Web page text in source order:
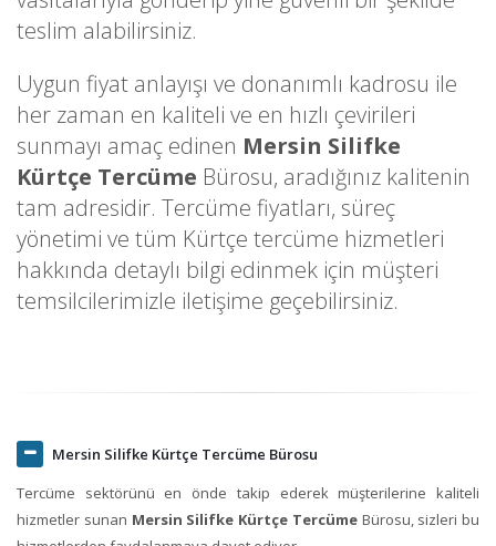
teslim alabilirsiniz.
Uygun fiyat anlayışı ve donanımlı kadrosu ile
her zaman en kaliteli ve en hızlı çevirileri
sunmayı amaç edinen Mersin Silifke
Kürtçe Tercüme Bürosu, aradığınız kalitenin
tam adresidir. Tercüme fiyatları, süreç
yönetimi ve tüm Kürtçe tercüme hizmetleri
hakkında detaylı bilgi edinmek için müşteri
temsilcilerimizle iletişime geçebilirsiniz.
Mersin Silifke Kürtçe Tercüme Bürosu
Tercüme sektörünü en önde takip ederek müşterilerine kaliteli
hizmetler sunan Mersin Silifke Kürtçe TercümeBürosu, sizleri bu